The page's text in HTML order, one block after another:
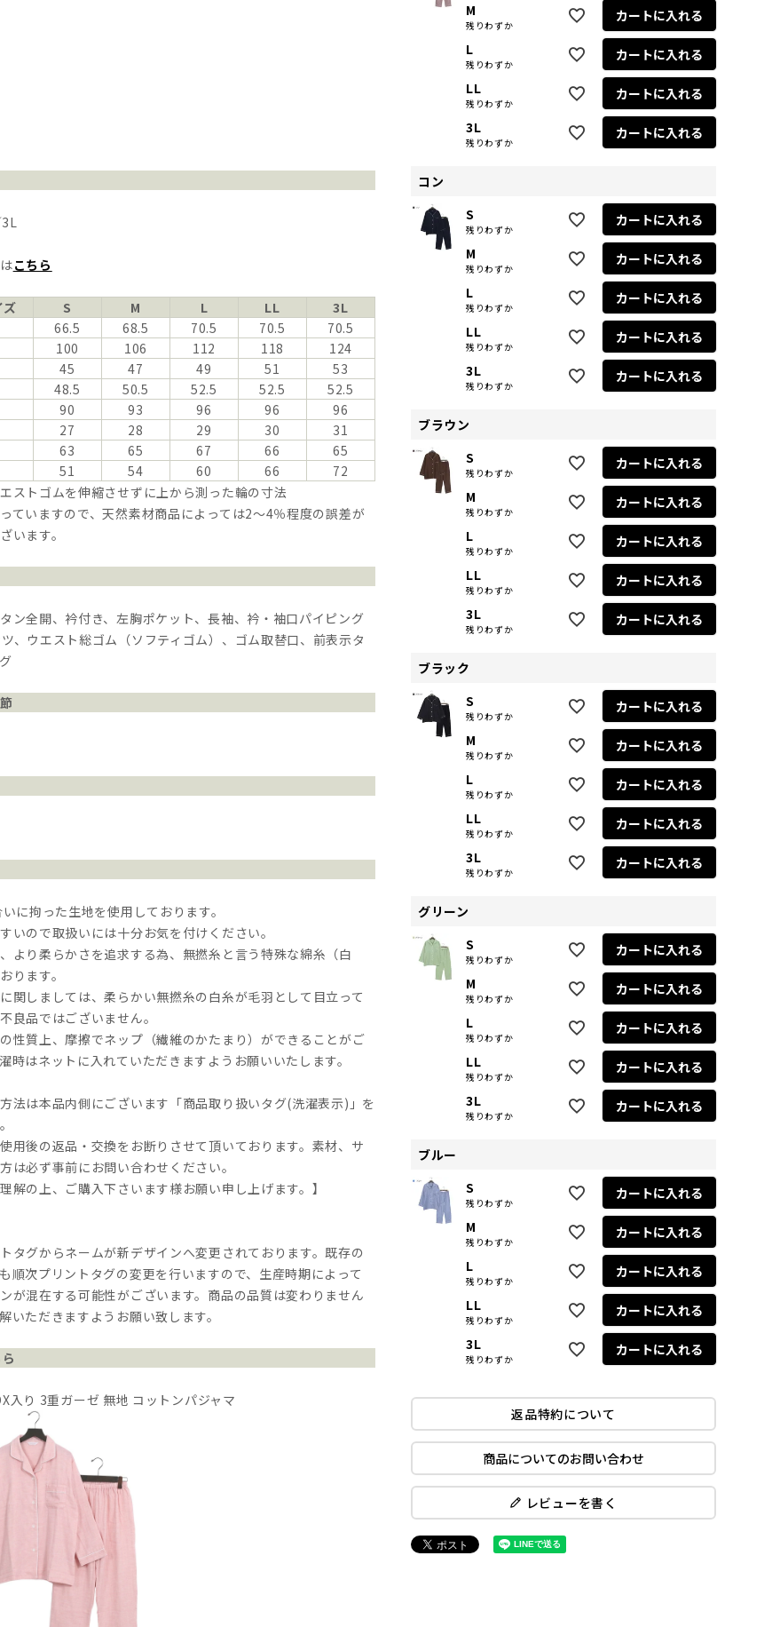
こちら
ズ S M L LL
3L
66.5 68.5 70.5 70.5
70.5
100 106 112 118
124
45 47 49 51
53
48.5 50.5 52.5 52.5
52.5
90 93 96 96
96
27 28 29 30
31
63 65 67 66
65
51 54 60 66
72
ストゴムを伸縮させずに上から測った輪の寸法
ていますので、天然素材商品によっては2～4％程度の誤差が
います。
ン全開、衿付き、左胸ポケット、長袖、衿・袖口パイピング
、ウエスト総ゴム（ソフティゴム）、ゴム取替口、前表示タ
に拘った生地を使用しております。
いので取扱いには十分お気を付けください。
より柔らかさを追求する為、無撚糸と言う特殊な綿糸（白
ります。
関しましては、柔らかい無撚糸の白糸が毛羽として目立って
良品ではございません。
性質上、摩擦でネップ（繊維のかたまり）ができることがご
時はネットに入れていただきますようお願いいたします。
法は本品内側にございます「商品取り扱いタグ(洗濯表示)」を
用後の返品・交換をお断りさせて頂いております。素材、サ
は必ず事前にお問い合わせください。
解の上、ご購入下さいます様お願い申し上げます。】
タグからネームが新デザインへ変更されております。既存の
順次プリントタグの変更を行いますので、生産時期によって
が混在する可能性がございます。商品の品質は変わりません
いただきますようお願い致します。
入り 3重ガーゼ 無地 コットンパジャマ
M
残りわずか
カートに入れる
L
残りわずか
カートに入れる
LL
残りわずか
カートに入れる
3L
残りわずか
カートに入れる
コン
S
残りわずか
カートに入れる
M
残りわずか
カートに入れる
L
残りわずか
カートに入れる
LL
残りわずか
カートに入れる
3L
残りわずか
カートに入れる
ブラウン
S
残りわずか
カートに入れる
M
残りわずか
カートに入れる
L
残りわずか
カートに入れる
LL
残りわずか
カートに入れる
3L
残りわずか
カートに入れる
ブラック
S
残りわずか
カートに入れる
M
残りわずか
カートに入れる
L
残りわずか
カートに入れる
LL
残りわずか
カートに入れる
3L
残りわずか
カートに入れる
グリーン
S
残りわずか
カートに入れる
M
残りわずか
カートに入れる
L
残りわずか
カートに入れる
LL
残りわずか
カートに入れる
3L
残りわずか
カートに入れる
ブルー
S
残りわずか
カートに入れる
M
残りわずか
カートに入れる
L
残りわずか
カートに入れる
LL
残りわずか
カートに入れる
3L
残りわずか
カートに入れる
返品特約について
商品についてのお問い合わせ
レビューを書く